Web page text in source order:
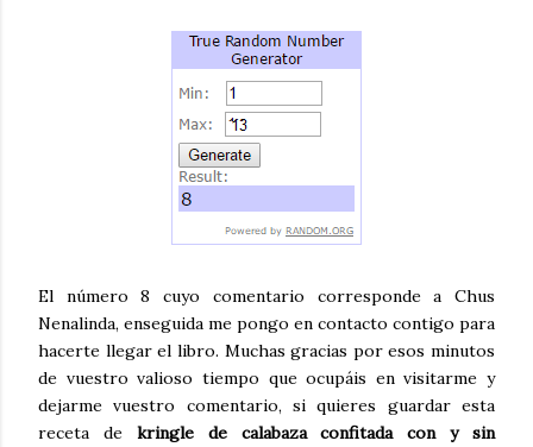
El número 8 cuyo comentario corresponde a Chus
Nenalinda, enseguida me pongo en contacto contigo para
hacerte llegar el libro. Muchas gracias por esos minutos
de vuestro valioso tiempo que ocupáis en visitarme y
dejarme vuestro comentario, si quieres guardar esta
receta de kringle de calabaza confitada con y sin